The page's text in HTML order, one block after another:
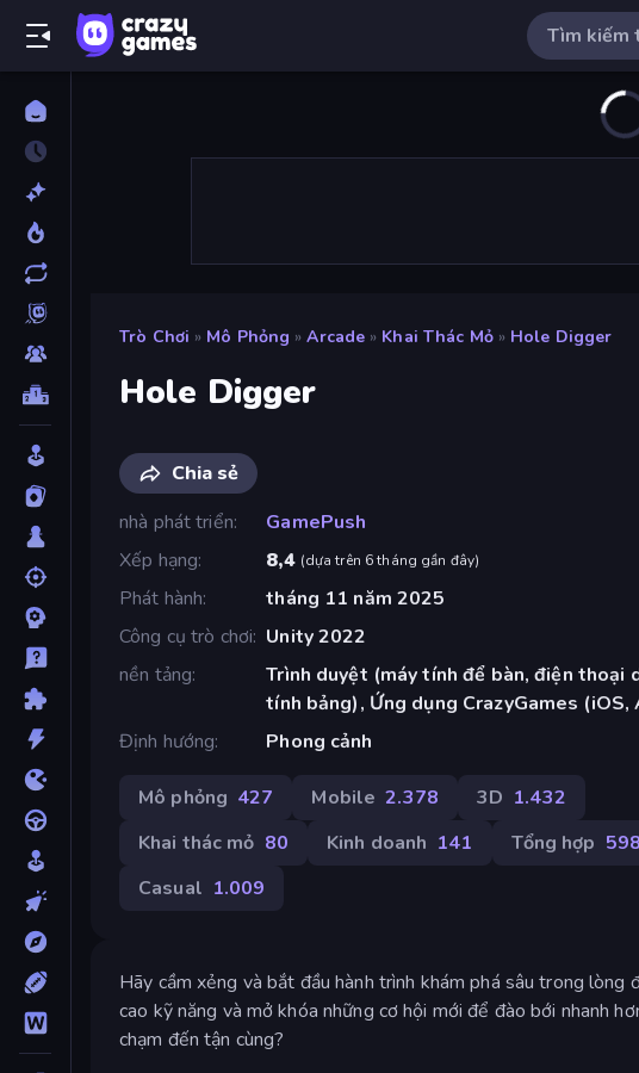
Trò Chơi » Mô Phỏng » Arcade » Khai Thác Mỏ » Hole Digger
Hole Digger
Chia sẻ
nhà phát triển
GamePush
Xếp hạng
8,4 (dựa trên 6 tháng gần đây)
Phát hành
tháng 11 năm 2025
Công cụ trò chơi Unity 2022
nền tảng
Trình duyệt (máy tính để bàn, điện thoại
tính bảng), Ứng dụng CrazyGames (iOS,
Định hướng
Phong cảnh
Mô phỏng 427 Mobile 2.378 3D 1.432
Khai thác mỏ 80 Kinh doanh 141 Tổng hợp 598
Casual 1.009
Hãy cầm xẻng và bắt đầu hành trình khám phá sâu trong lòng
cao kỹ năng và mở khóa những cơ hội mới để đào bới nhanh
chạm đến tận cùng?